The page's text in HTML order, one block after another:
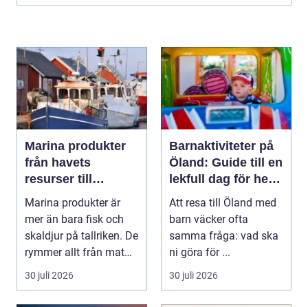
Marina produkter
från havets
resurser till
hållbara
upplevelser
Marina produkter är
mer än bara fisk och
skaldjur på tallriken. De
rymmer allt från mat
och hälsa ti...
30 juli 2026
Barnaktiviteter på
Öland: Guide till en
lekfull dag för hela
familjen
Att resa till Öland med
barn väcker ofta
samma fråga: vad ska
ni göra för ...
30 juli 2026